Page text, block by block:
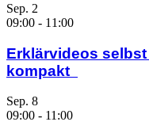
Sep. 2
09:00 - 11:00
Erklärvideos
kompakt
Sep. 8
09:00 - 11:00